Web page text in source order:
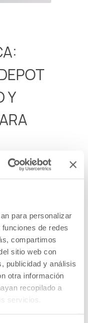
para personalizar
de redes
compartimos
sitio web con
publicidad y análisis
otra información
recopilado a
servicios.
Y
3,75
+ 1 jeringa
falta de
las unidades
devolución al